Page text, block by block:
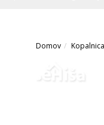
Domov Kopalnica